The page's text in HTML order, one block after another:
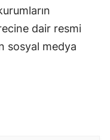
dair resmi
sosyal medya